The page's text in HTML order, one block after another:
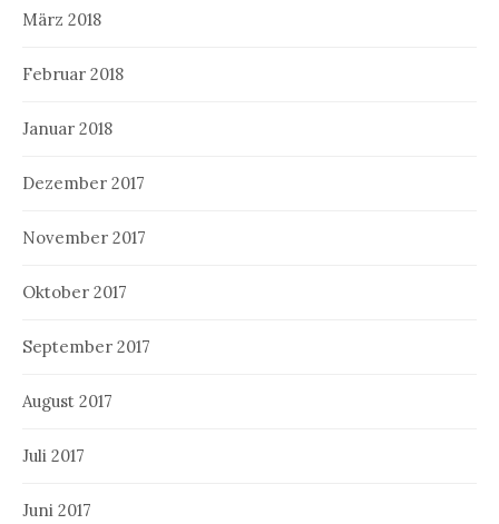
März 2018
Februar 2018
Januar 2018
Dezember 2017
November 2017
Oktober 2017
September 2017
August 2017
Juli 2017
Juni 2017